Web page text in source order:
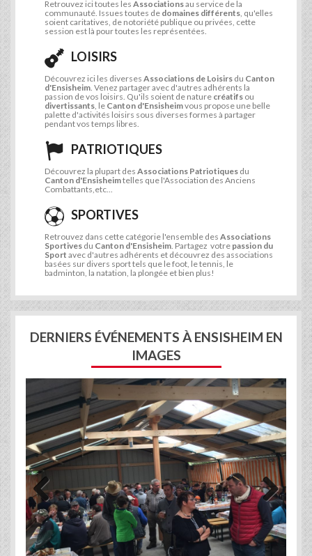
Retrouvez ici toutes les Associationsau service de la
communauté. Issues toutes de domaines différents, qu'elles
soient caritatives, de notoriété publique ou privées, cette
session est là pour toutes les représentées.
LOISIRS
Découvrez ici les diverses Associations de Loisirs du Canton
d'Ensisheim. Venez partager avec d'autres adhérents la
passion de vos loisirs. Qu'ils soient de nature créatifs ou
divertissants, le Canton d'Ensisheimvous propose une belle
palette d'activités loisirs sous diverses formes à partager
pendant vos temps libres.
PATRIOTIQUES
Découvrez la plupart des Associations Patriotiques du
Canton d'Ensisheimtelles que l'Association des Anciens
Combattants,etc...
SPORTIVES
Retrouvez dans cette catégorie l'ensemble des Associations
Sportives du Canton d'Ensisheim. Partagez votre passion du
Sport avec d'autres adhérents et découvrez des associations
basées sur divers sport tels que le foot, le tennis, le
badminton, la natation, la plongée et bien plus!
DERNIERS ÉVÉNEMENTS À ENSISHEIM EN
IMAGES
Previous Next